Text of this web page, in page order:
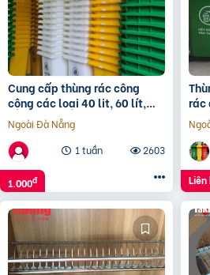
Cung cấp thùng rác công
cộng các loại 40 lit, 60 lít,
120 lít, 240 lít, 660 lít
0911041000
Ngoài Đà Nẵng
1 tuần
2603
1.000đ
rác
Liên